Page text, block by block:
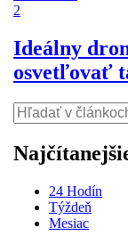
2
Ideálny
osvetľovať
24 Hodín
Týždeň
Mesiac